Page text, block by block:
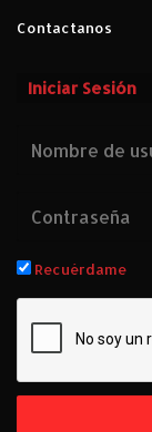
Contactanos
Iniciar Sesión
Recuérdame